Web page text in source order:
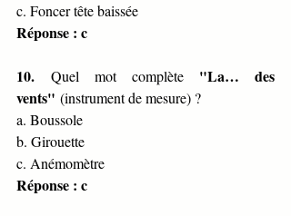
c. Foncer tête baissée
Réponse : c
10. Quel mot complète "La… des
vents" (instrument de mesure) ?
a. Boussole
b. Girouette
c. Anémomètre
Réponse : c